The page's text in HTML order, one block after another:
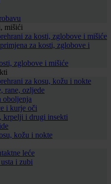
mišići
za kosti, zglobove i mišiće
za kosti, zglobove i
zglobove i mišiće
za kosu, kožu i nokte
rane, ozljede
oboljenja
i kurje oči
krpelji i drugi insekti
kožu i nokte
leće
i zubi